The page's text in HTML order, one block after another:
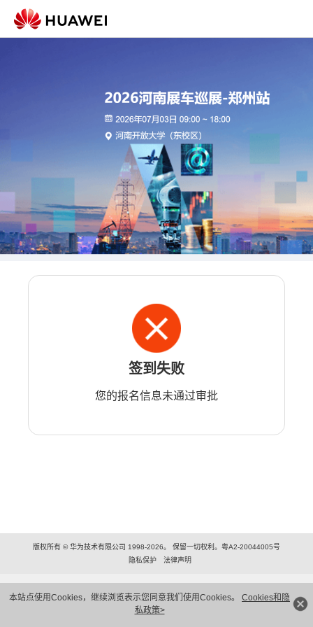
本站点使用Cookies，继续浏览表示您同意我们使用Cookies。 Cookies和隐
私政策>
签到失败
您的报名信息未通过审批
版权所有 © 华为技术有限公司 1998-2026。 保留一切权利。粤A2-20044005号
隐私保护
法律声明